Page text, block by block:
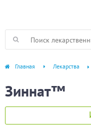
Главная Лекарства
Зиннат™